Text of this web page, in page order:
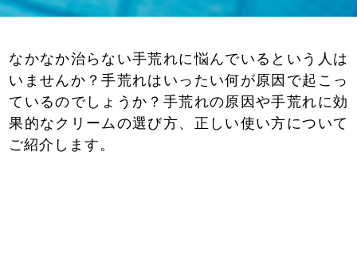
なかなか治らない手荒れに悩んでいるという人は
いませんか？手荒れはいったい何が原因で起こっ
ているのでしょうか？手荒れの原因や手荒れに効
果的なクリームの選び方、正しい使い方について
ご紹介します。